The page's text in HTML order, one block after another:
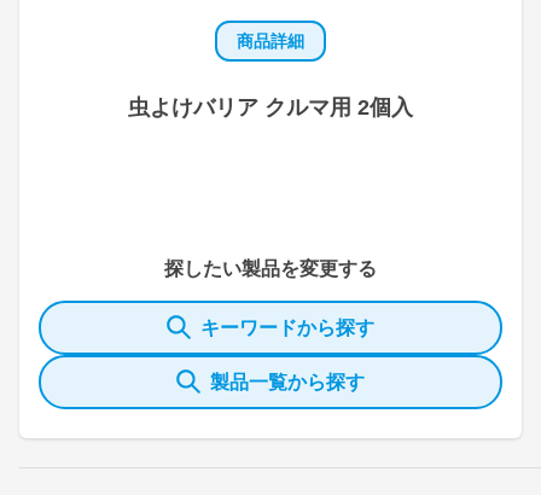
商品詳細
虫よけバリア クルマ用 2個入
探したい製品を変更する
キーワードから探す
製品一覧から探す